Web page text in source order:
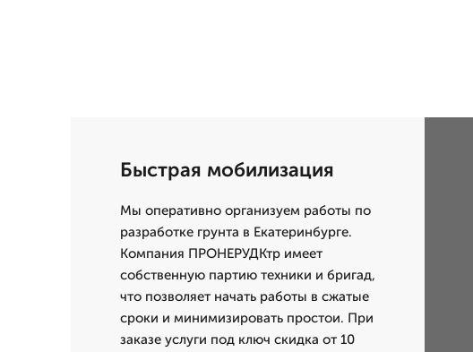
Быстрая мобилизация
Мы оперативно организуем работы по
разработке грунта в Екатеринбурге.
Компания ПРОНЕРУДКтр имеет
собственную партию техники и бригад,
что позволяет начать работы в сжатые
сроки и минимизировать простои. При
заказе услуги под ключ скидка от 10